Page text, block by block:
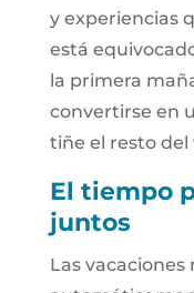
y experiencias
está
la primera
convertirse en
tiñe el resto del
El tiempo
juntos
Las vacaciones